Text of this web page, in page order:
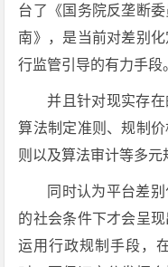
台了《国务院反垄断
南》，是当前对差别
行监管引导的有力手段
并且针对现实存
算法制定准则、规制
则以及算法审计等多元
同时认为平台差
的社会条件下才会呈
运用行政规制手段，